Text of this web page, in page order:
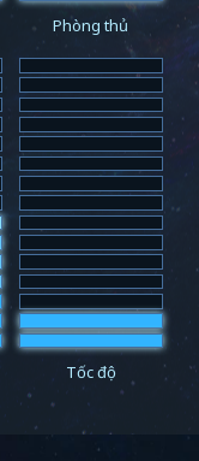
Phòng thủ
Tốc độ